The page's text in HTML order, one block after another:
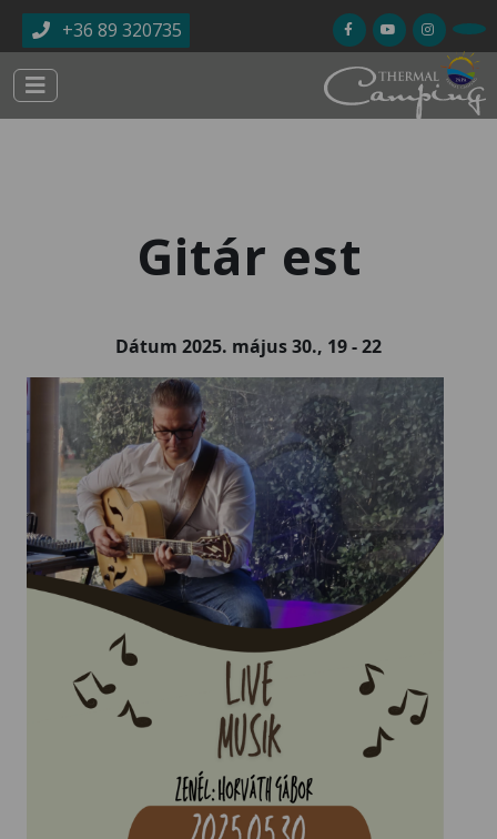
Ugrás a tartalomra
+36 89 320735
Gitár est
Dátum 2025. május 30., 19-22
Kép